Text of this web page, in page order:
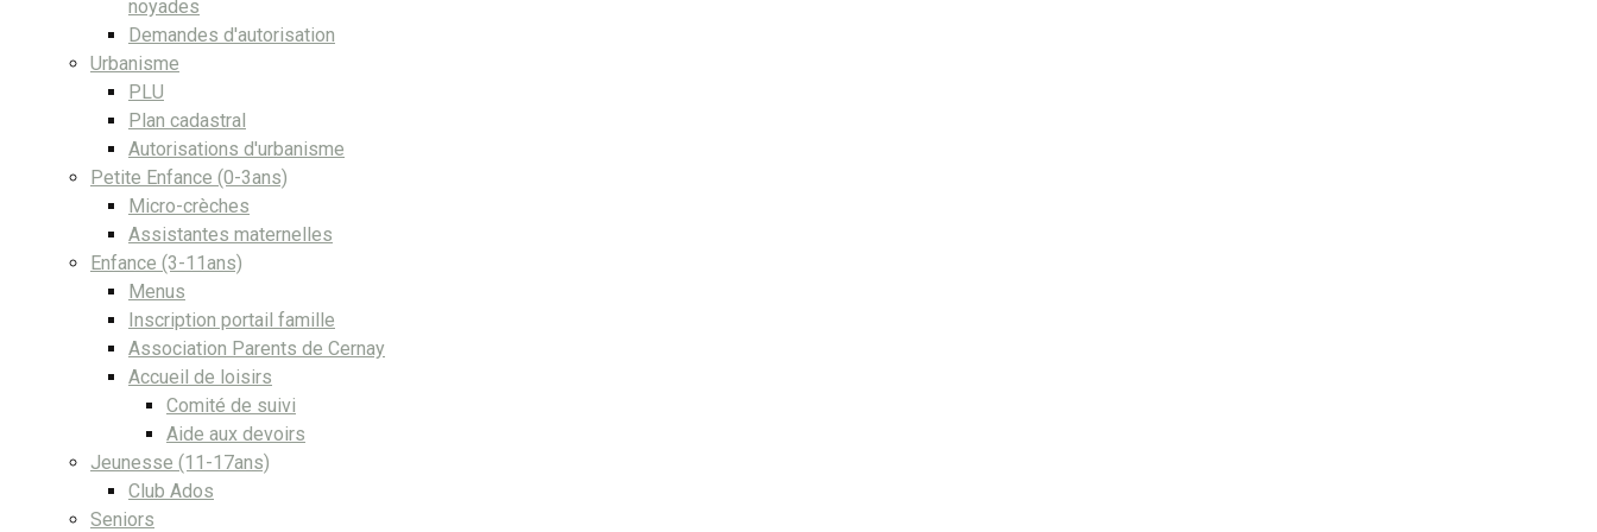
noyades
Demandes d'autorisation
Urbanisme
PLU
Plan cadastral
Autorisations d'urbanisme
Petite Enfance (0-3ans)
Micro-crèches
Assistantes maternelles
Enfance (3-11ans)
Menus
Inscription portail famille
Association Parents de Cernay
Accueil de loisirs
Comité de suivi
Aide aux devoirs
Jeunesse (11-17ans)
Club Ados
Seniors